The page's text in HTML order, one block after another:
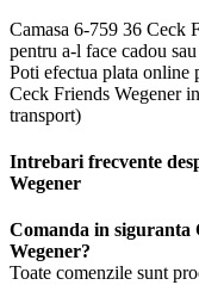
Camasa 6-759 36 Ceck
pentru a-l face cadou
Poti efectua plata online
Ceck Friends Wegener
transport)
Intrebari frecvente
Wegener
Comanda in siguranta
Wegener?
Toate comenzile sunt